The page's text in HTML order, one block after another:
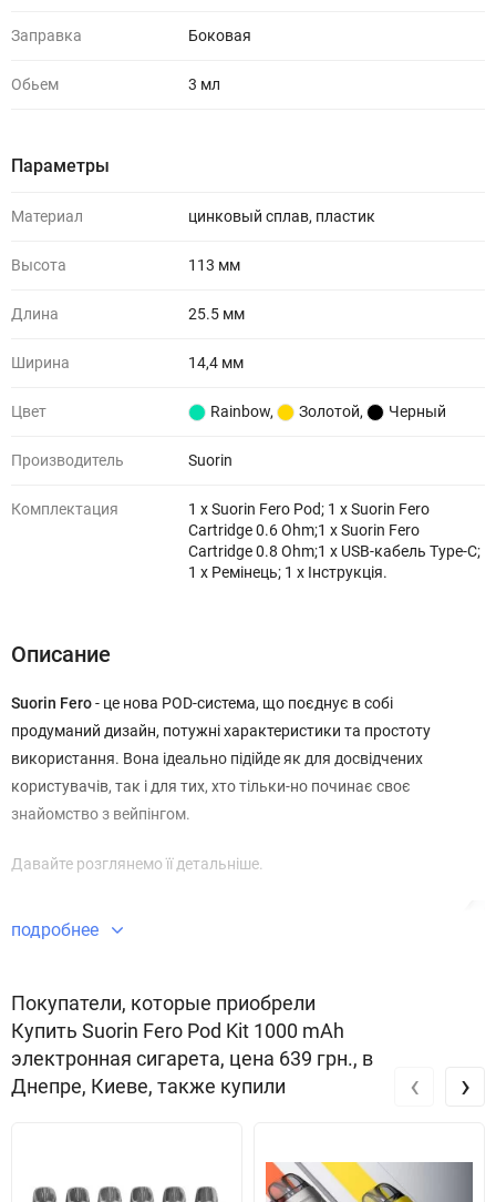
Заправка Боковая
Обьем 3 мл
Параметры
Материал цинковый сплав, пластик
Высота 113 мм
Длина 25.5 мм
Ширина 14,4 мм
Цвет Rainbow, Золотой, Черный
Производитель Suorin
Комплектация
1 х Suorin Fero Pod; 1 x Suorin Fero
Cartridge 0.6 Ohm;​ 1 x Suorin Fero
Cartridge 0.8 Ohm;​ 1 x USB-кабель Type-C;
1 x Ремінець; 1 х Інструкція.
Описание
Suorin Fero- це нова POD-система, що поєднує в собі
продуманий дизайн, потужні характеристики та простоту
використання. Вона ідеально підійде як для досвідчених
користувачів, так і для тих, хто тільки-но починає своє
знайомство з вейпінгом.
Давайте розглянемо її детальніше.
подробнее
Покупатели, которые приобрели
Купить Suorin Fero Pod Kit 1000 mAh
электронная сигарета, цена 639 грн., в
Днепре, Киеве, также купили
‹ ›